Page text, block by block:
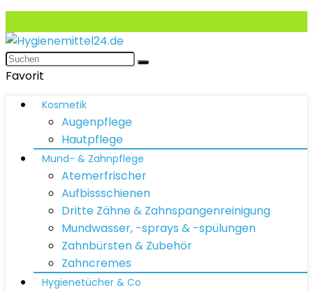
Favorit
Kosmetik
Augenpflege
Hautpflege
Mund- & Zahnpflege
Atemerfrischer
Aufbissschienen
Dritte Zähne & Zahnspangenreinigung
Mundwasser, -sprays & -spülungen
Zahnbürsten & Zubehör
Zahncremes
Hygienetücher & Co